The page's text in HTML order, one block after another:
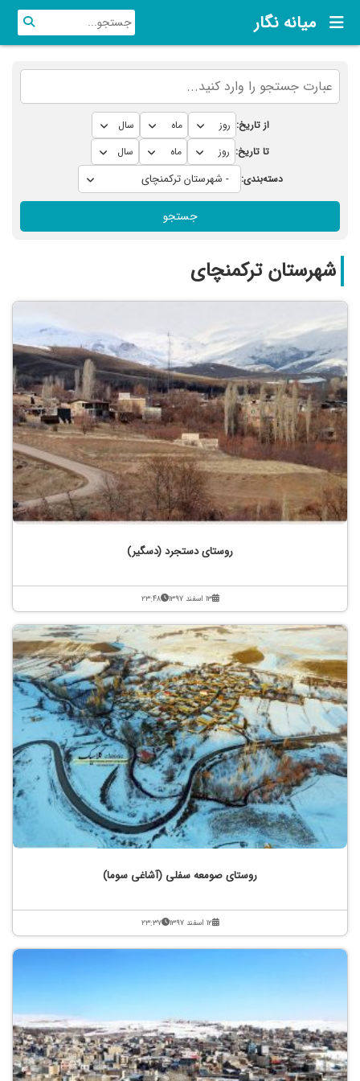
میانه نگار
از تاریخ:
تا تاریخ:
دسته‌بندی:
جستجو
شهرستان ترکمنچای
روستای دستجرد (دسگیر)
۱۳ اسفند ۱۳۹۷ ۲۳:۴۸
روستای صومعه سفلی (آشاغی سوما)
۱۲ اسفند ۱۳۹۷ ۲۳:۳۷